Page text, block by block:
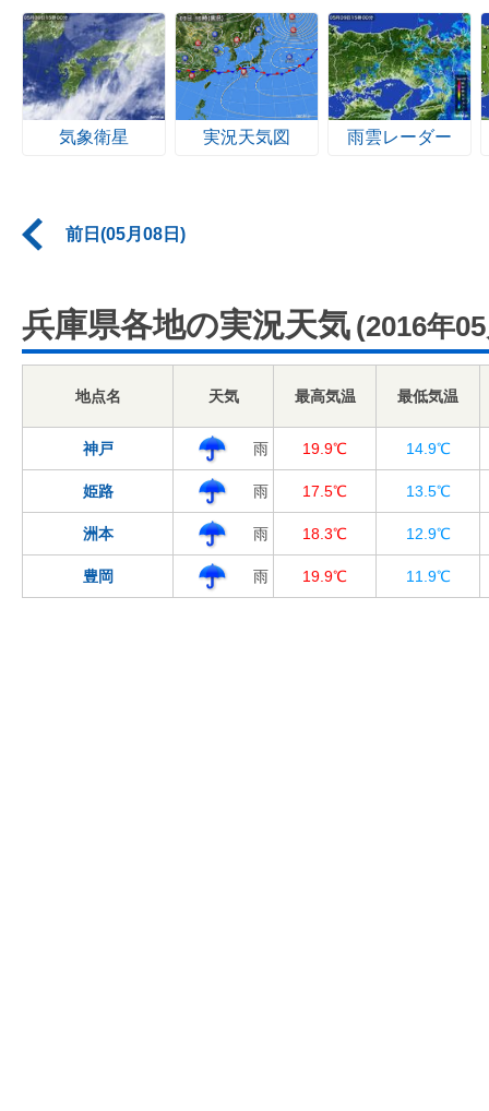
気象衛星 実況天気図 雨雲レーダー
前日(05月08日)
兵庫県各地の実況天気 (2016年
地点名 天気 最高気温 最低気温
神戸 雨 19.9℃ 14.9℃
姫路 雨 17.5℃ 13.5℃
洲本 雨 18.3℃ 12.9℃
豊岡 雨 19.9℃ 11.9℃